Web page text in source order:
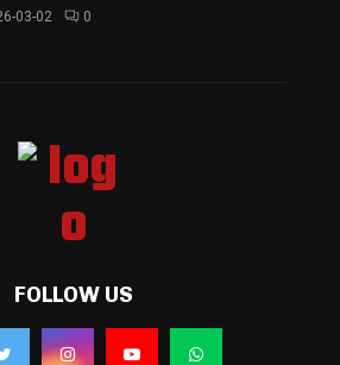
03-02 0
FOLLOW US